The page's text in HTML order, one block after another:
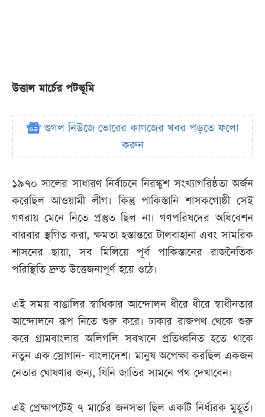
উত্তাল মার্চের পটভূমি
গুগল নিউজে ভোরের কাগজের খবর পড়তে ফলো
করুন
১৯৭০ সালের সাধারণ নির্বাচনে নিরঙ্কুশ সংখ্যাগরিষ্ঠতা অর্জন
করেছিল আওয়ামী লীগ। কিন্তু পাকিস্তানি শাসকগোষ্ঠী সেই
গণরায় মেনে নিতে প্রস্তুত ছিল না। গণপরিষদের অধিবেশন
বারবার স্থগিত করা, ক্ষমতা হস্তান্তরে টালবাহানা এবং সামরিক
শাসনের ছায়া, সব মিলিয়ে পূর্ব পাকিস্তানের রাজনৈতিক
পরিস্থিতি দ্রুত উত্তেজনাপূর্ণ হয়ে ওঠে।
এই সময় বাঙালির স্বাধিকার আন্দোলন ধীরে ধীরে স্বাধীনতার
আন্দোলনে রূপ নিতে শুরু করে। ঢাকার রাজপথ থেকে শুরু
করে গ্রামবাংলার অলিগলি সবখানে প্রতিধ্বনিত হতে থাকে
নতুন এক স্লোগান- বাংলাদেশ। মানুষ অপেক্ষা করছিল একজন
নেতার ঘোষণার জন্য, যিনি জাতির সামনে পথ দেখাবেন।
এই প্রেক্ষাপটেই ৭ মার্চের জনসভা ছিল একটি নির্ধারক মুহূর্ত।